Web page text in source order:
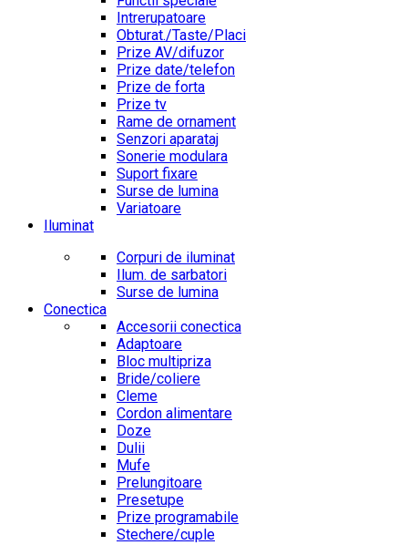
Intrerupatoare
Obturat./Taste/Placi
Prize AV/difuzor
Prize date/telefon
Prize de forta
Prize tv
Rame de ornament
Senzori aparataj
Sonerie modulara
Suport fixare
Surse de lumina
Variatoare
Iluminat
Corpuri de iluminat
Ilum. de sarbatori
Surse de lumina
Conectica
Accesorii conectica
Adaptoare
Bloc multipriza
Bride/coliere
Cleme
Cordon alimentare
Doze
Dulii
Mufe
Prelungitoare
Presetupe
Prize programabile
Stechere/cuple